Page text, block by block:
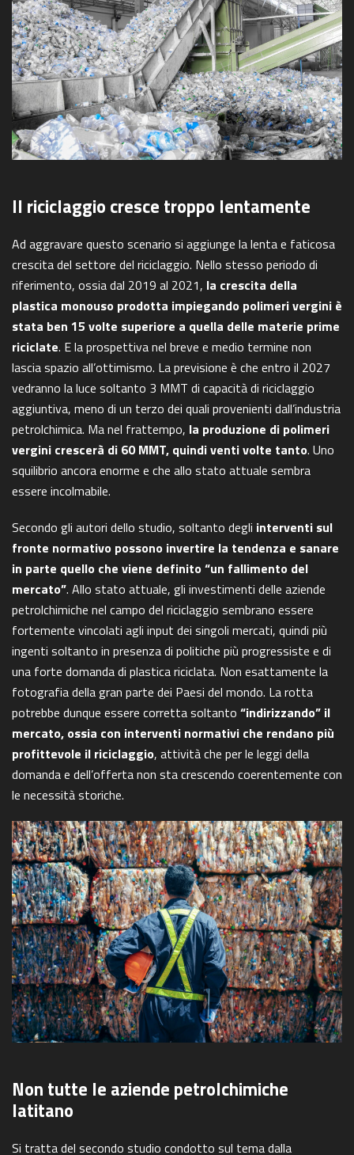
Il riciclaggio cresce troppo lentamente
Ad aggravare questo scenario si aggiunge la lenta e faticosa
crescita del settore del riciclaggio. Nello stesso periodo di
riferimento, ossia dal 2019 al 2021, la crescita della
plastica monouso prodotta impiegando polimeri vergini è
stata ben 15 volte superiore a quella delle materie prime
riciclate. E la prospettiva nel breve e medio termine non
lascia spazio all’ottimismo. La previsione è che entro il 2027
vedranno la luce soltanto 3 MMT di capacità di riciclaggio
aggiuntiva, meno di un terzo dei quali provenienti dall’industria
petrolchimica. Ma nel frattempo, la produzione di polimeri
vergini crescerà di 60 MMT, quindi venti volte tanto. Uno
squilibrio ancora enorme e che allo stato attuale sembra
essere incolmabile.
Secondo gli autori dello studio, soltanto degli interventi sul
fronte normativo possono invertire la tendenza e sanare
in parte quello che viene definito “un fallimento del
mercato”. Allo stato attuale, gli investimenti delle aziende
petrolchimiche nel campo del riciclaggio sembrano essere
fortemente vincolati agli input dei singoli mercati, quindi più
ingenti soltanto in presenza di politiche più progressiste e di
una forte domanda di plastica riciclata. Non esattamente la
fotografia della gran parte dei Paesi del mondo. La rotta
potrebbe dunque essere corretta soltanto “indirizzando” il
mercato, ossia con interventi normativi che rendano più
profittevole il riciclaggio, attività che per le leggi della
domanda e dell’offerta non sta crescendo coerentemente con
le necessità storiche.
Non tutte le aziende petrolchimiche
latitano
Si tratta del secondo studio condotto sul tema dalla